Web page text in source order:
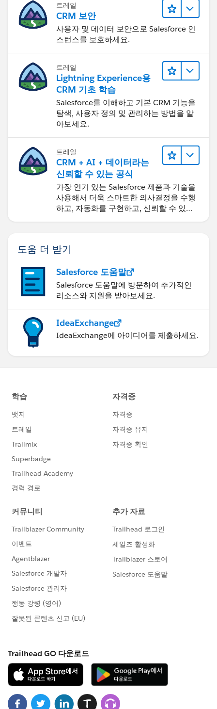
트레일
CRM 보안
사용자 및 데이터 보안으로 Salesforce 인
스턴스를 보호하세요.
트레일
Lightning Experience용
CRM 기초 학습
Salesforce를 이해하고 기본 CRM 기능을
탐색, 사용자 정의 및 관리하는 방법을 알
아보세요.
트레일
CRM + AI + 데이터라는
신뢰할 수 있는 공식
가장 인기 있는 Salesforce 제품과 기술을
사용해서 더욱 스마트한 의사결정을 수행
하고, 자동화를 구현하고, 신뢰할 수 있는
AI를 구축하세요.
도움 더 받기
Salesforce 도움말
Salesforce 도움말에 방문하여 추가적인
리소스와 지원을 받아보세요.
IdeaExchange
IdeaExchange에 아이디어를 제출하세요.